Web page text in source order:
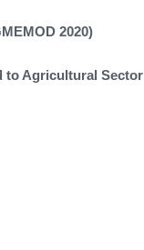
2020)
to Agricultural Sector